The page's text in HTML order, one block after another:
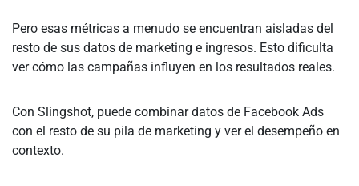
Pero esas métricas a menudo se encuentran aisladas del
resto de sus datos de marketing e ingresos. Esto dificulta
ver cómo las campañas influyen en los resultados reales.
Con Slingshot, puede combinar datos de Facebook Ads
con el resto de su pila de marketing y ver el desempeño en
contexto.